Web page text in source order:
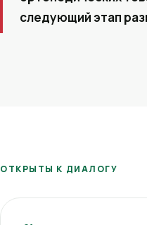
следующий этап
ОТКРЫТЫ К ДИАЛОГУ